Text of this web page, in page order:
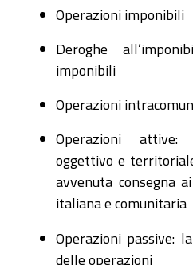
Operazioni imponibili
Deroghe
imponibili
Operazioni
Operazioni attive:
oggettivo e
avvenuta consegna
italiana e comunitaria
Operazioni passive:
delle operazioni